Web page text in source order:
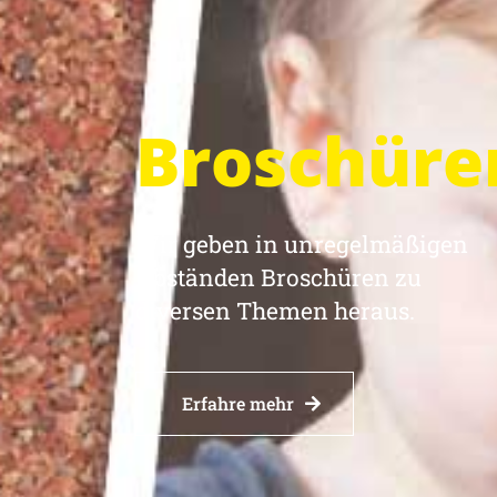
Wir geben in unregelmäßigen
Abständen Broschüren zu
diversen Themen heraus.
Erfahre mehr